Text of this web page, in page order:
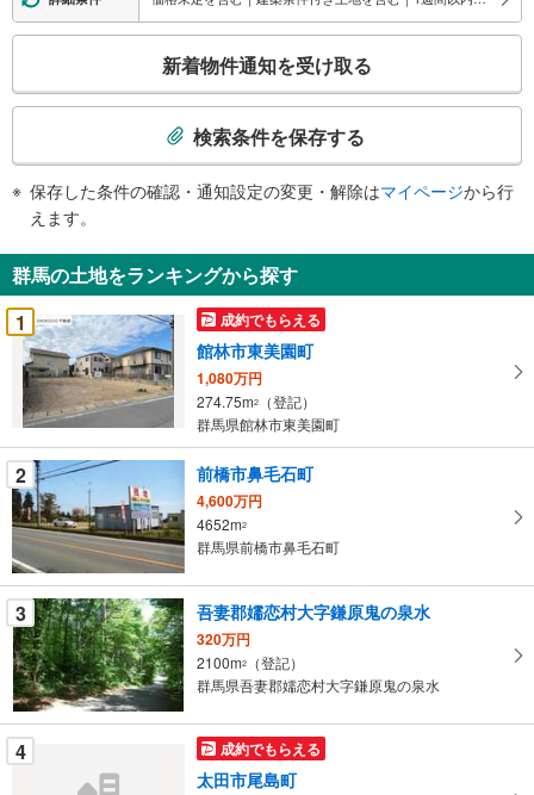
検
知
を
受
け
取
る
・
条
件
を
マ
イ
ペ
ー
ジ
に
保
存
す
る
新着物件通知を受け取る
検索条件を保存する
保存した条件の確認・通知設定の変更・解除はマイページから行
えます。
群馬の土地をランキングから探す
1
成約でもらえる
館林市東美園町
1,080万円
274.75m2
（登記）
群馬県館林市東美園町
2 前橋市鼻毛石町
4,600万円
4652m2
群馬県前橋市鼻毛石町
3 吾妻郡嬬恋村大字鎌原鬼の泉水
320万円
2100m2
（登記）
群馬県吾妻郡嬬恋村大字鎌原鬼の泉水
4 成約でもらえる
太田市尾島町